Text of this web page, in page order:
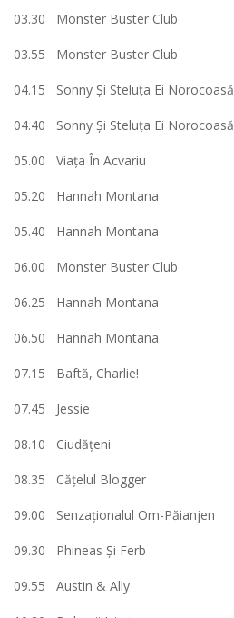
03.30 Monster Buster Club
03.55 Monster Buster Club
04.15 Sonny Și Steluța Ei Norocoasă
04.40 Sonny Și Steluța Ei Norocoasă
05.00 Viaţa În Acvariu
05.20 Hannah Montana
05.40 Hannah Montana
06.00 Monster Buster Club
06.25 Hannah Montana
06.50 Hannah Montana
07.15 Baftă, Charlie!
07.45 Jessie
08.10 Ciudăţeni
08.35 Căţelul Blogger
09.00 Senzaționalul Om-Păianjen
09.30 Phineas Şi Ferb
09.55 Austin & Ally